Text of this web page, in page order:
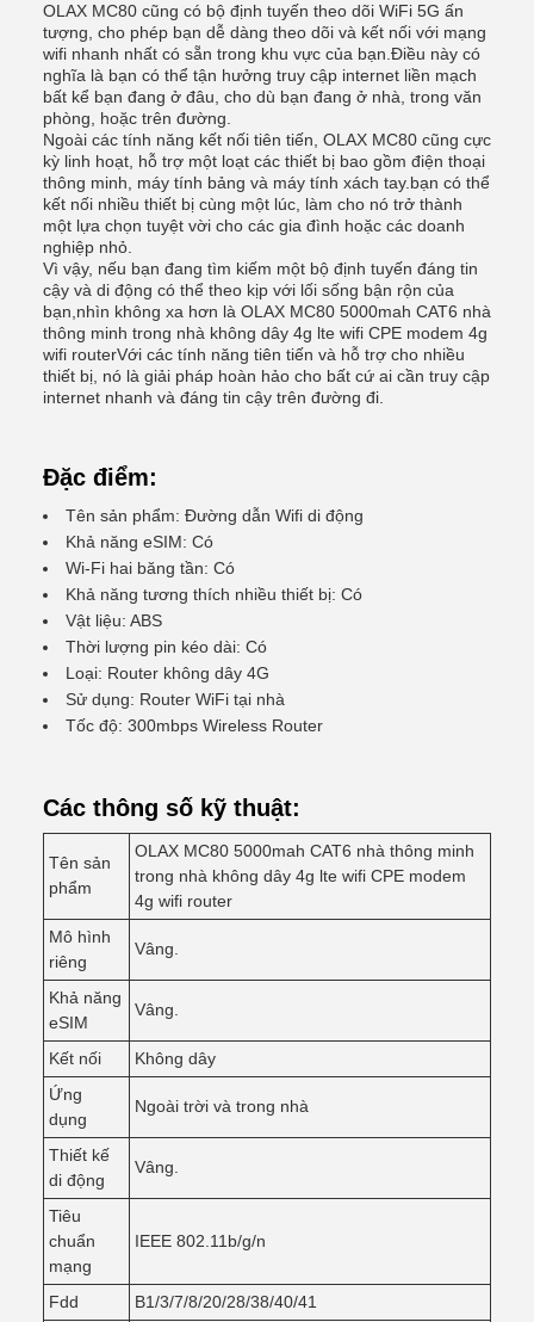
OLAX MC80 cũng có bộ định tuyến theo dõi WiFi 5G ấn
tượng, cho phép bạn dễ dàng theo dõi và kết nối với mạng
wifi nhanh nhất có sẵn trong khu vực của bạn.Điều này có
nghĩa là bạn có thể tận hưởng truy cập internet liền mạch
bất kể bạn đang ở đâu, cho dù bạn đang ở nhà, trong văn
phòng, hoặc trên đường.
Ngoài các tính năng kết nối tiên tiến, OLAX MC80 cũng cực
kỳ linh hoạt, hỗ trợ một loạt các thiết bị bao gồm điện thoại
thông minh, máy tính bảng và máy tính xách tay.bạn có thể
kết nối nhiều thiết bị cùng một lúc, làm cho nó trở thành
một lựa chọn tuyệt vời cho các gia đình hoặc các doanh
nghiệp nhỏ.
Vì vậy, nếu bạn đang tìm kiếm một bộ định tuyến đáng tin
cậy và di động có thể theo kịp với lối sống bận rộn của
bạn,nhìn không xa hơn là OLAX MC80 5000mah CAT6 nhà
thông minh trong nhà không dây 4g lte wifi CPE modem 4g
wifi routerVới các tính năng tiên tiến và hỗ trợ cho nhiều
thiết bị, nó là giải pháp hoàn hảo cho bất cứ ai cần truy cập
internet nhanh và đáng tin cậy trên đường đi.
Đặc điểm:
Tên sản phẩm: Đường dẫn Wifi di động
Khả năng eSIM: Có
Wi-Fi hai băng tần: Có
Khả năng tương thích nhiều thiết bị: Có
Vật liệu: ABS
Thời lượng pin kéo dài: Có
Loại: Router không dây 4G
Sử dụng: Router WiFi tại nhà
Tốc độ: 300mbps Wireless Router
Các thông số kỹ thuật:
Tên sản
phẩm
OLAX MC80 5000mah CAT6 nhà thông minh
trong nhà không dây 4g lte wifi CPE modem
4g wifi router
Mô hình
riêng
Vâng.
Khả năng
eSIM
Vâng.
Kết nối
Không dây
Ứng
dụng
Ngoài trời và trong nhà
Thiết kế
di động
Vâng.
Tiêu
chuẩn
mạng
IEEE 802.11b/g/n
Fdd B1/3/7/8/20/28/38/40/41